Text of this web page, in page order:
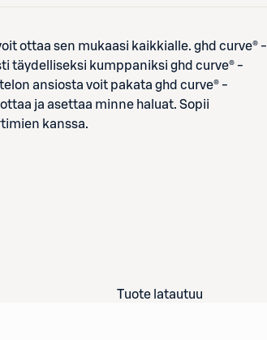
ottaa sen mukaasi kaikkialle. ghd curve® -
täydelliseksi kumppaniksi ghd curve® -
ansiosta voit pakata ghd curve® -
ja asettaa minne haluat. Sopii
kanssa.
Tuote latautuu